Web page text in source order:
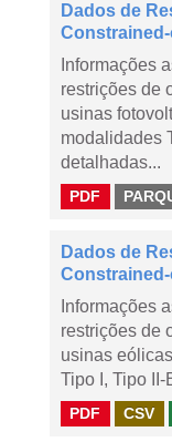
Dados de
Informações
restrições de
usinas
modalidades
detalhadas...
PDF
Dados de
Informações
restrições de
usinas
Tipo I, Tipo II-
PDF CSV